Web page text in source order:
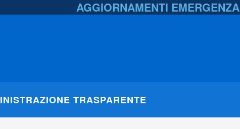
AGGIORNAMENTI EMERGENZA
TRASPARENTE